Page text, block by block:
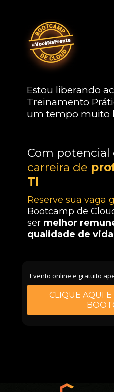
Com potencial
carreira de
TI
Evento online e gratuito
Estou liberando
Treinamento
um tempo muito
Reserve sua vaga
Bootcamp de
ser melhor
qualidade de vida
CLIQUE AQUI